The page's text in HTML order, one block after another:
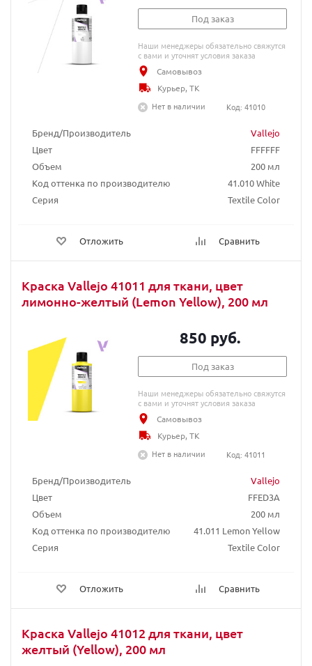
Бренд/Производитель
Vallejo
Цвет
FFFFFF
Объем
200 мл
Код оттенка по производителю
41.010 White
Серия
Textile Color
Отложить Сравнить
Под заказ
Наши менеджеры обязательно свяжутся
с вами и уточнят условия заказа
Самовывоз
Курьер, ТК
Нет в наличии
Код: 41010
Краска Vallejo 41011 для ткани, цвет
лимонно-желтый (Lemon Yellow), 200 мл
Бренд/Производитель
Vallejo
Цвет
FFED3A
Объем
200 мл
Код оттенка по производителю
41.011 Lemon Yellow
Серия
Textile Color
Отложить Сравнить
850 руб.
Под заказ
Наши менеджеры обязательно свяжутся
с вами и уточнят условия заказа
Самовывоз
Курьер, ТК
Нет в наличии
Код: 41011
Краска Vallejo 41012 для ткани, цвет
желтый (Yellow), 200 мл